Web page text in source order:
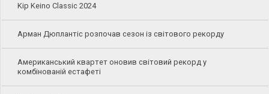
Kip Keino Classic 2024
Арман Дюплантіс розпочав сезон із світового рекорду
Американський квартет оновив світовий рекорд у
комбінованій естафеті